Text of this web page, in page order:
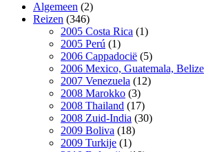
Algemeen (2)
Reizen (346)
2005 Costa Rica (1)
2005 Perú (1)
2006 Cappadocië (5)
2006 Mexico, Guatemala, Belize
2007 Venezuela (12)
2008 Marokko (3)
2008 Thailand (17)
2008 Zuid-India (30)
2009 Boliva (18)
2009 Turkije (1)